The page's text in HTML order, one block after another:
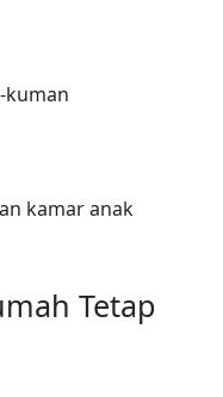
kuman
kamar anak
Tetap